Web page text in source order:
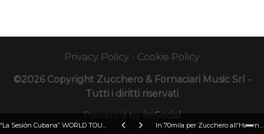
“La Sesión Cubana” WORLD TOUR 2013 debutta dall’ITALIA con 3 concerti evento all’ARENA DI VERONA In 70mila per Zucchero all'Havana: foto e rassegna stampa
Privacy Policy - Cookie Policy
©2026 Copyright Zucchero & Fornaciari Music Srl -
Tutti i diritti riservati
Powered by imSocial